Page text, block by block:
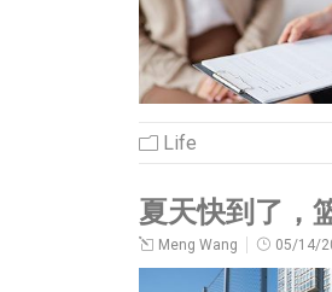
Life
夏天快到了，
Meng Wang 05/14/